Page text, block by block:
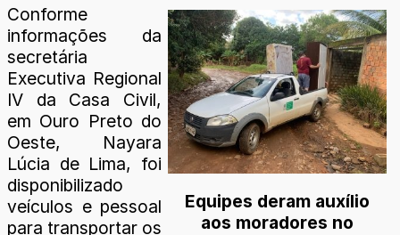
Equipes deram auxílio
aos moradores no
Conforme
informações da
secretária
Executiva Regional
IV da Casa Civil,
em Ouro Preto do
Oeste, Nayara
Lúcia de Lima, foi
disponibilizado
veículos e pessoal
para transportar os